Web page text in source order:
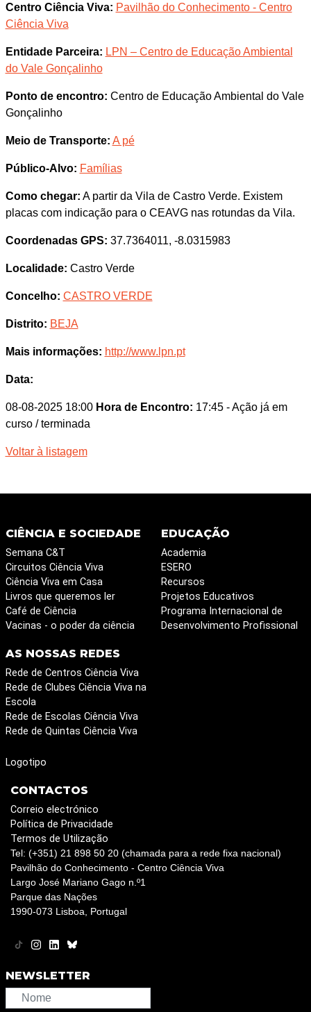
Centro Ciência Viva: Pavilhão do Conhecimento - Centro
Ciência Viva
Entidade Parceira: LPN – Centro de Educação Ambiental
do Vale Gonçalinho
Ponto de encontro: Centro de Educação Ambiental do Vale
Gonçalinho
Meio de Transporte: A pé
Público-Alvo: Famílias
Como chegar: A partir da Vila de Castro Verde. Existem
placas com indicação para o CEAVG nas rotundas da Vila.
Coordenadas GPS: 37.7364011, -8.0315983
Localidade: Castro Verde
Concelho: CASTRO VERDE
Distrito: BEJA
Mais informações: http://www.lpn.pt
Data:
08-08-2025 18:00 Hora de Encontro: 17:45 - Ação já em
curso / terminada
Voltar à listagem
CIÊNCIA E SOCIEDADE
Semana C&T
Circuitos Ciência Viva
Ciência Viva em Casa
Livros que queremos ler
Café de Ciência
Vacinas - o poder da ciência
EDUCAÇÃO
Academia
ESERO
Recursos
Projetos Educativos
Programa Internacional de
Desenvolvimento Profissional
AS NOSSAS REDES
Rede de Centros Ciência Viva
Rede de Clubes Ciência Viva na
Escola
Rede de Escolas Ciência Viva
Rede de Quintas Ciência Viva
Logotipo
CONTACTOS
Correio electrónico
Política de Privacidade
Termos de Utilização
Tel: (+351) 21 898 50 20 (chamada para a rede fixa nacional)
Pavilhão do Conhecimento - Centro Ciência Viva
Largo José Mariano Gago n.º1
Parque das Nações
1990-073 Lisboa, Portugal
NEWSLETTER